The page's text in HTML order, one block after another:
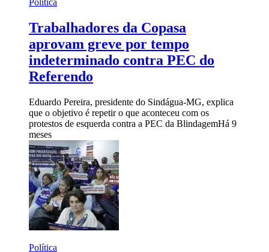
Política
Trabalhadores da Copasa
aprovam greve por tempo
indeterminado contra PEC do
Referendo
Eduardo Pereira, presidente do Sindágua-MG, explica
que o objetivo é repetir o que aconteceu com os
protestos de esquerda contra a PEC da BlindagemHá 9
meses
Política